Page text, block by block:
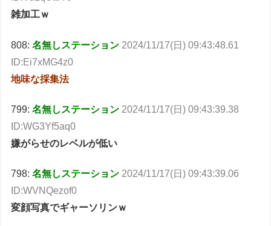
雑加工ｗ
808:名無しステーション 2024/11/17(日) 09:43:48.61
ID:Ei7xMG4z0
地味な採集法
799:名無しステーション 2024/11/17(日) 09:43:39.38
ID:WG3Yf5aq0
嫌がらせのレベルが低い
798:名無しステーション 2024/11/17(日) 09:43:39.06
ID:WVNQezof0
変顔写真でギャーソリンｗ